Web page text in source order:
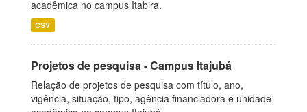
acadêmica no campus Itabira.
CSV
Projetos de pesquisa - Campus Itajubá
Relação de projetos de pesquisa com título, ano,
vigência, situação, tipo, agência financiadora e unidade